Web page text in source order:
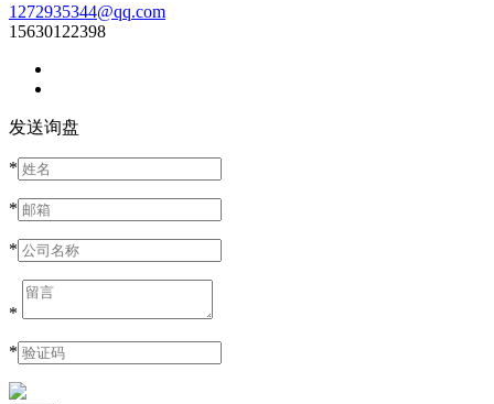
1272935344@qq.com
15630122398
发送询盘
*
*
*
*
*